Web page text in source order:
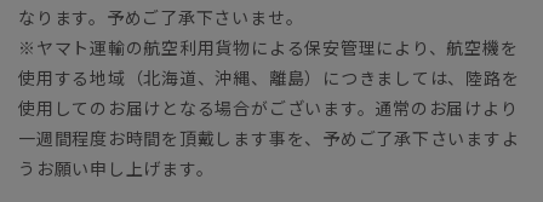
なります。予めご了承下さいませ。
※ヤマト運輸の航空利用貨物による保安管理により、航空機を
使用する地域（北海道、沖縄、離島）につきましては、陸路を
使用してのお届けとなる場合がございます。通常のお届けより
一週間程度お時間を頂戴します事を、予めご了承下さいますよ
うお願い申し上げます。